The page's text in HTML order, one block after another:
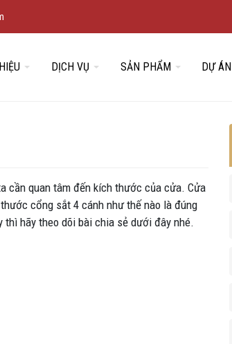
DỊCH VỤ SẢN PHẨM DỰ ÁN
cần quan tâm đến kích thước của cửa. Cửa
cổng sắt 4 cánh như thế nào là đúng
thì hãy theo dõi bài chia sẻ dưới đây nhé.